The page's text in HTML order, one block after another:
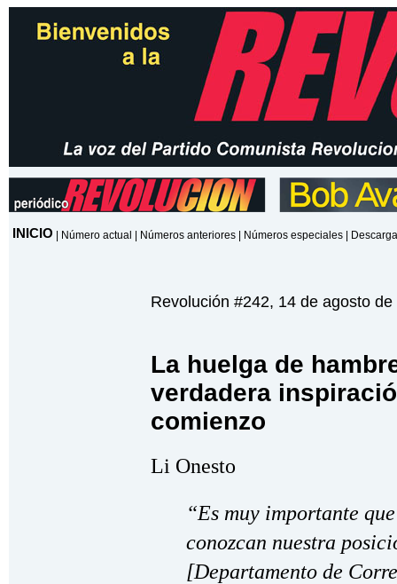
INICIO Número actual Números anteriores Números especiales
Revolución #242, 14 de agosto de
La huelga de
verdadera
comienzo
Li Onesto
“Es muy importante
conozcan nuestra
[Departamento de